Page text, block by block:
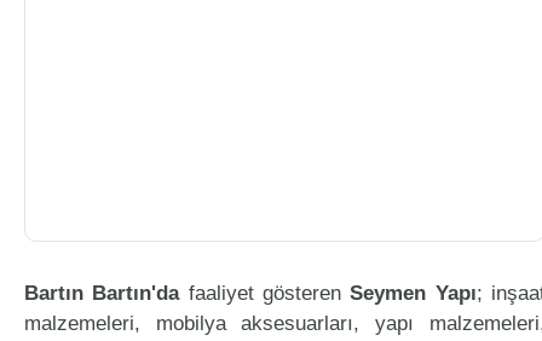
Bartın Bartın'dafaaliyet gösterenSeymen Yapı;
malzemeleri, mobilya aksesuarları, yapı